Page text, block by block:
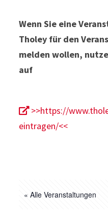
Wenn Sie eine
Tholey für den
melden wollen,
auf
>>https://
eintragen/<<
« Alle Veranstaltungen